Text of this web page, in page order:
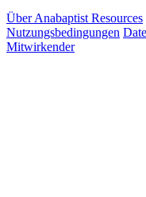
Über Anabaptist Resources
Nutzungsbedingungen
Mitwirkender